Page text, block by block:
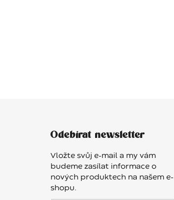
Odebírat newsletter
Vložte svůj e-mail a my vám
budeme zasílat informace o
nových produktech na našem e-
shopu.